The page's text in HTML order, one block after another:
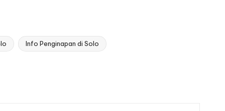
Info Penginapan di Solo